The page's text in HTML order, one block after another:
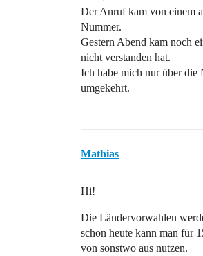
Der Anruf kam von einem
Nummer.
Gestern Abend kam noch
nicht verstanden hat.
Ich habe mich nur über
umgekehrt.
Mathias
Hi!
Die Ländervorwahlen
schon heute kann man für
von sonstwo aus nutzen.